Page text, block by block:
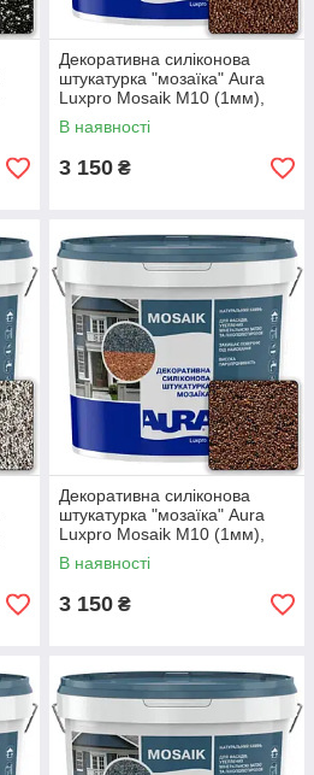
Декоративна силіконова
штукатурка "мозаїка" Aura
Luxpro Mosaik M10 (1мм),
S102, 15кг
В наявності
3 150 ₴
Декоративна силіконова
штукатурка "мозаїка" Aura
Luxpro Mosaik M10 (1мм),
S155, 15кг
В наявності
3 150 ₴